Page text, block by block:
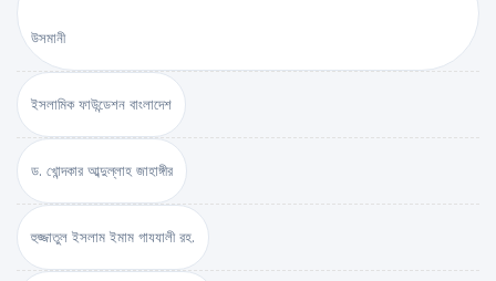
উসমানী
ইসলামিক ফাউন্ডেশন বাংলাদেশ
ড. খোন্দকার আব্দুল্লাহ জাহাঙ্গীর
হুজ্জাতুল ইসলাম ইমাম গাযযালী রহ.